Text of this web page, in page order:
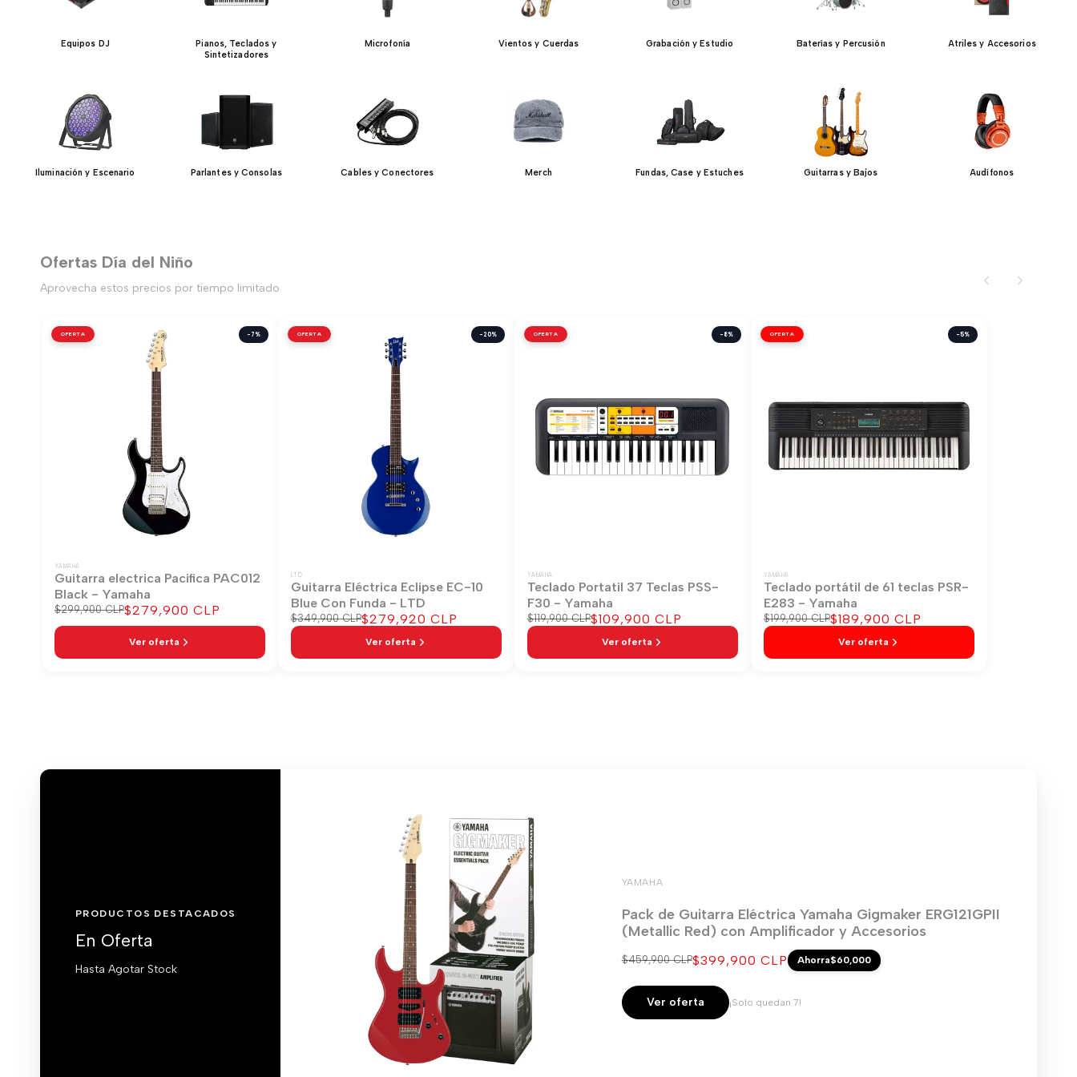
Equipos DJ
Pianos, Teclados y
Sintetizadores
Microfonía Vientos y Cuerdas Grabación y Estudio Baterías y Percusión Atriles y Accesorios
Iluminación y Escenario Parlantes y Consolas Cables y Conectores Merch Fundas, Case y Estuches Guitarras y Bajos Audífonos
Ofertas Día del Niño
Aprovecha estos precios por tiempo limitado
OFERTA -7%
YAMAHA
Guitarra electrica Pacifica PAC012
Black - Yamaha
Precio
$299,900 CLPPrecio
de
venta
$279,900 CLP
Ver oferta
OFERTA -20%
LTD
Guitarra Eléctrica Eclipse EC-10
Blue Con Funda - LTD
Precio
regular
$349,900 CLPPrecio
venta
$279,920 CLP
Ver oferta
OFERTA -8%
YAMAHA
Teclado Portatil 37 Teclas PSS-
F30 - Yamaha
Precio
regular
$119,900 CLPPrecio
venta
$109,900 CLP
Ver oferta
OFERTA -5%
YAMAHA
Teclado portátil de 61 teclas PSR-
E283 - Yamaha
Precio
regular
$199,900 CLPPrecio
venta
$189,900 CLP
Ver oferta
PRODUCTOS DESTACADOS
En Oferta
Hasta Agotar Stock
YAMAHA
Pack de Guitarra Eléctrica Yamaha Gigmaker ERG121GPII
(Metallic Red) con Amplificador y Accesorios
Precio
$459,900 CLPPrecio
venta
$399,900 CLP Ahorra$60,000
Ver oferta ¡Solo quedan 7!